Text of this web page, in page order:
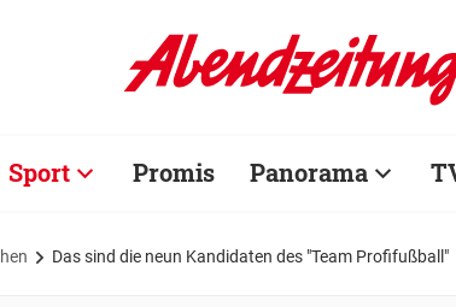
Sport Promis Panorama
Das sind die neun Kandidaten des "Team Profifußball"